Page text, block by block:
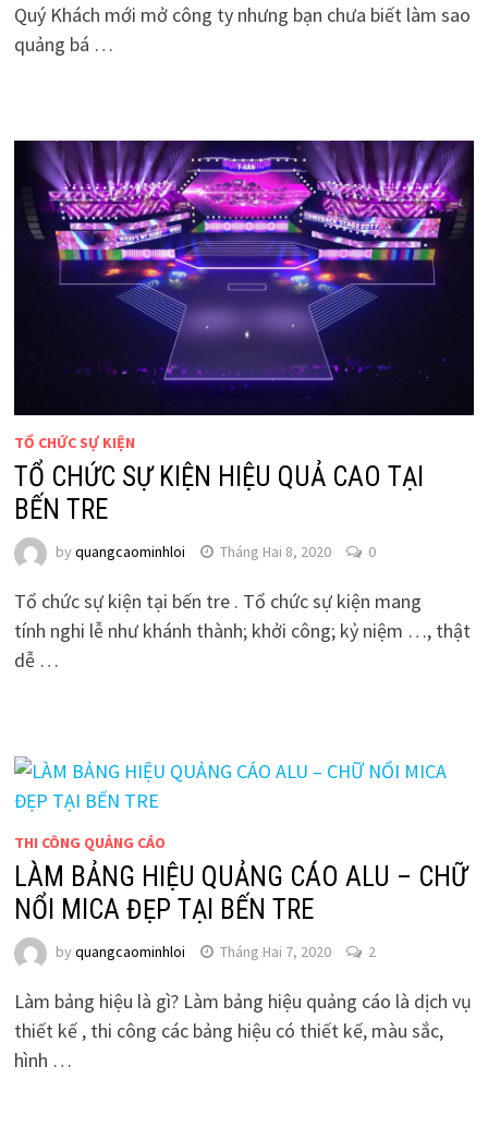
Quý Khách mới mở công ty nhưng bạn chưa biết làm sao
quảng bá …
TỔ CHỨC SỰ KIỆN
TỔ CHỨC SỰ KIỆN HIỆU QUẢ CAO TẠI
BẾN TRE
by quangcaominhloi Tháng Hai 8, 2020 0
Tổ chức sự kiện tại bến tre . Tổ chức sự kiện mang
tính nghi lễ như khánh thành; khởi công; kỷ niệm …, thật
dễ …
THI CÔNG QUẢNG CÁO
LÀM BẢNG HIỆU QUẢNG CÁO ALU – CHỮ
NỔI MICA ĐẸP TẠI BẾN TRE
by quangcaominhloi Tháng Hai 7, 2020 2
Làm bảng hiệu là gì? Làm bảng hiệu quảng cáo là dịch vụ
thiết kế , thi công các bảng hiệu có thiết kế, màu sắc,
hình …